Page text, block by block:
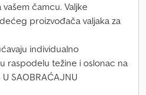
čamcu. Valjke
proizvođača valjaka za
individualno
raspodelu težine i oslonac na
SAOBRAĆAJNU